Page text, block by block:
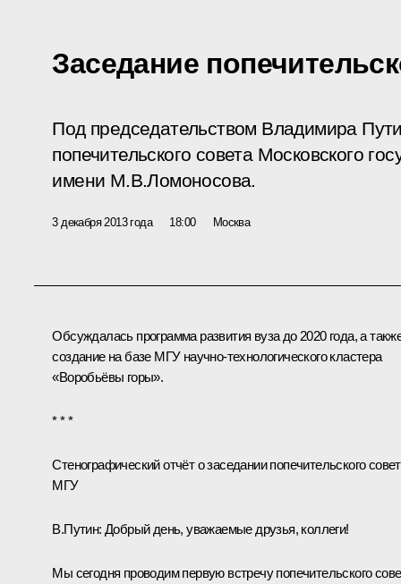
Заседание
Под председательством Владимира
попечительского совета Московского
имени М.В.Ломоносова.
3 декабря 2013 года 18:00 Москва
Обсуждалась программа развития вуза до 2020 года, а
создание на базе МГУ научно-технологического кластера
«Воробьёвы горы».
* * *
Стенографический отчёт о заседании попечительского
МГУ
В.Путин: Добрый день, уважаемые друзья, коллеги!
Мы сегодня проводим первую встречу попечительского